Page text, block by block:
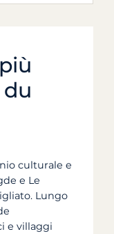
culturale e
e Le
Lungo
e villaggi